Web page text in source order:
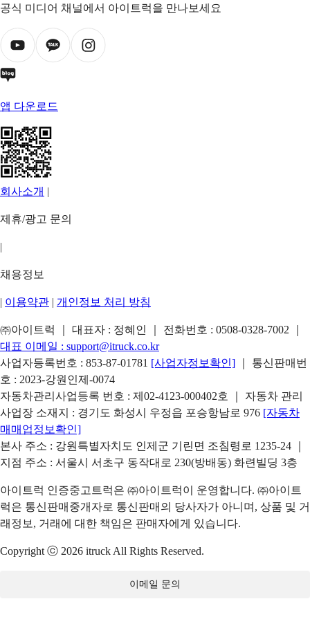
공식 미디어 채널에서 아이트럭을 만나보세요
앱 다운로드
회사소개 |
제휴/광고 문의
|
채용정보
| 이용약관 | 개인정보 처리 방침
㈜아이트럭 ｜ 대표자 : 정혜인 ｜ 전화번호 : 0508-0328-7002
대표 이메일 : support@itruck.co.kr
사업자등록번호 : 853-87-01781 [사업자정보확인]
｜ 통신판매번
호 : 2023-강원인제-0074
자동차관리사업등록 번호 : 제02-4123-000402호 ｜ 자동차 관리
사업장 소재지 : 경기도 화성시 우정읍 포승항남로 976 [자동차
매매업정보확인]
본사 주소 : 강원특별자치도 인제군 기린면 조침령로 1235-24 ｜
지점 주소 : 서울시 서초구 동작대로 230(방배동) 화련빌딩 3층
아이트럭 인증중고트럭은 ㈜아이트럭이 운영합니다. ㈜아이트
럭은 통신판매중개자로 통신판매의 당사자가 아니며, 상품 및 거
래정보, 거래에 대한 책임은 판매자에게 있습니다.
Copyright ⓒ 2026 itruck All Rights Reserved.
이메일 문의